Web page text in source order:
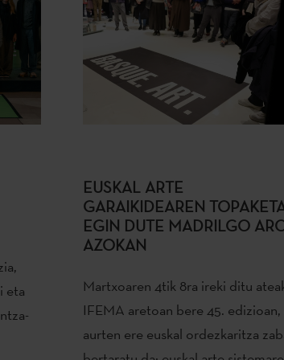
eta
EUSKAL ARTE
GARAIKIDEAREN
EGIN DUTE MADRILGO
AZOKAN
Martxoaren 4tik 8ra ireki ditu
IFEMA aretoan bere 45. edizioan,
aurten ere euskal ordezkaritza